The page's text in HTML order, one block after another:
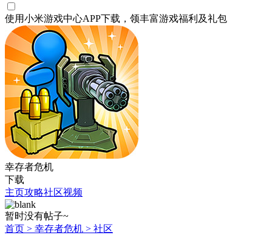
使用小米游戏中心APP下载 ，领丰富游戏福利 及礼包
幸存者危机
下载
主页攻略社区视频
暂时没有帖子~
首页 > 幸存者危机 > 社区